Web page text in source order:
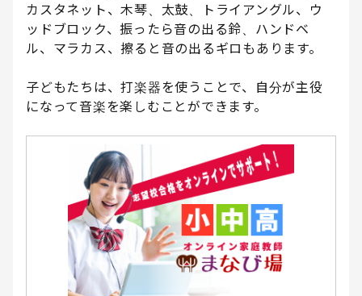
カスタネット、木琴、太鼓、トライアングル、ウ
ッドブロック、振ったら音の出る鈴、ハンドベ
ル、マラカス、擦ると音の出るギロもあります。
子どもたちは、打楽器を使うことで、自分が主役
になって音楽を楽しむことができます。